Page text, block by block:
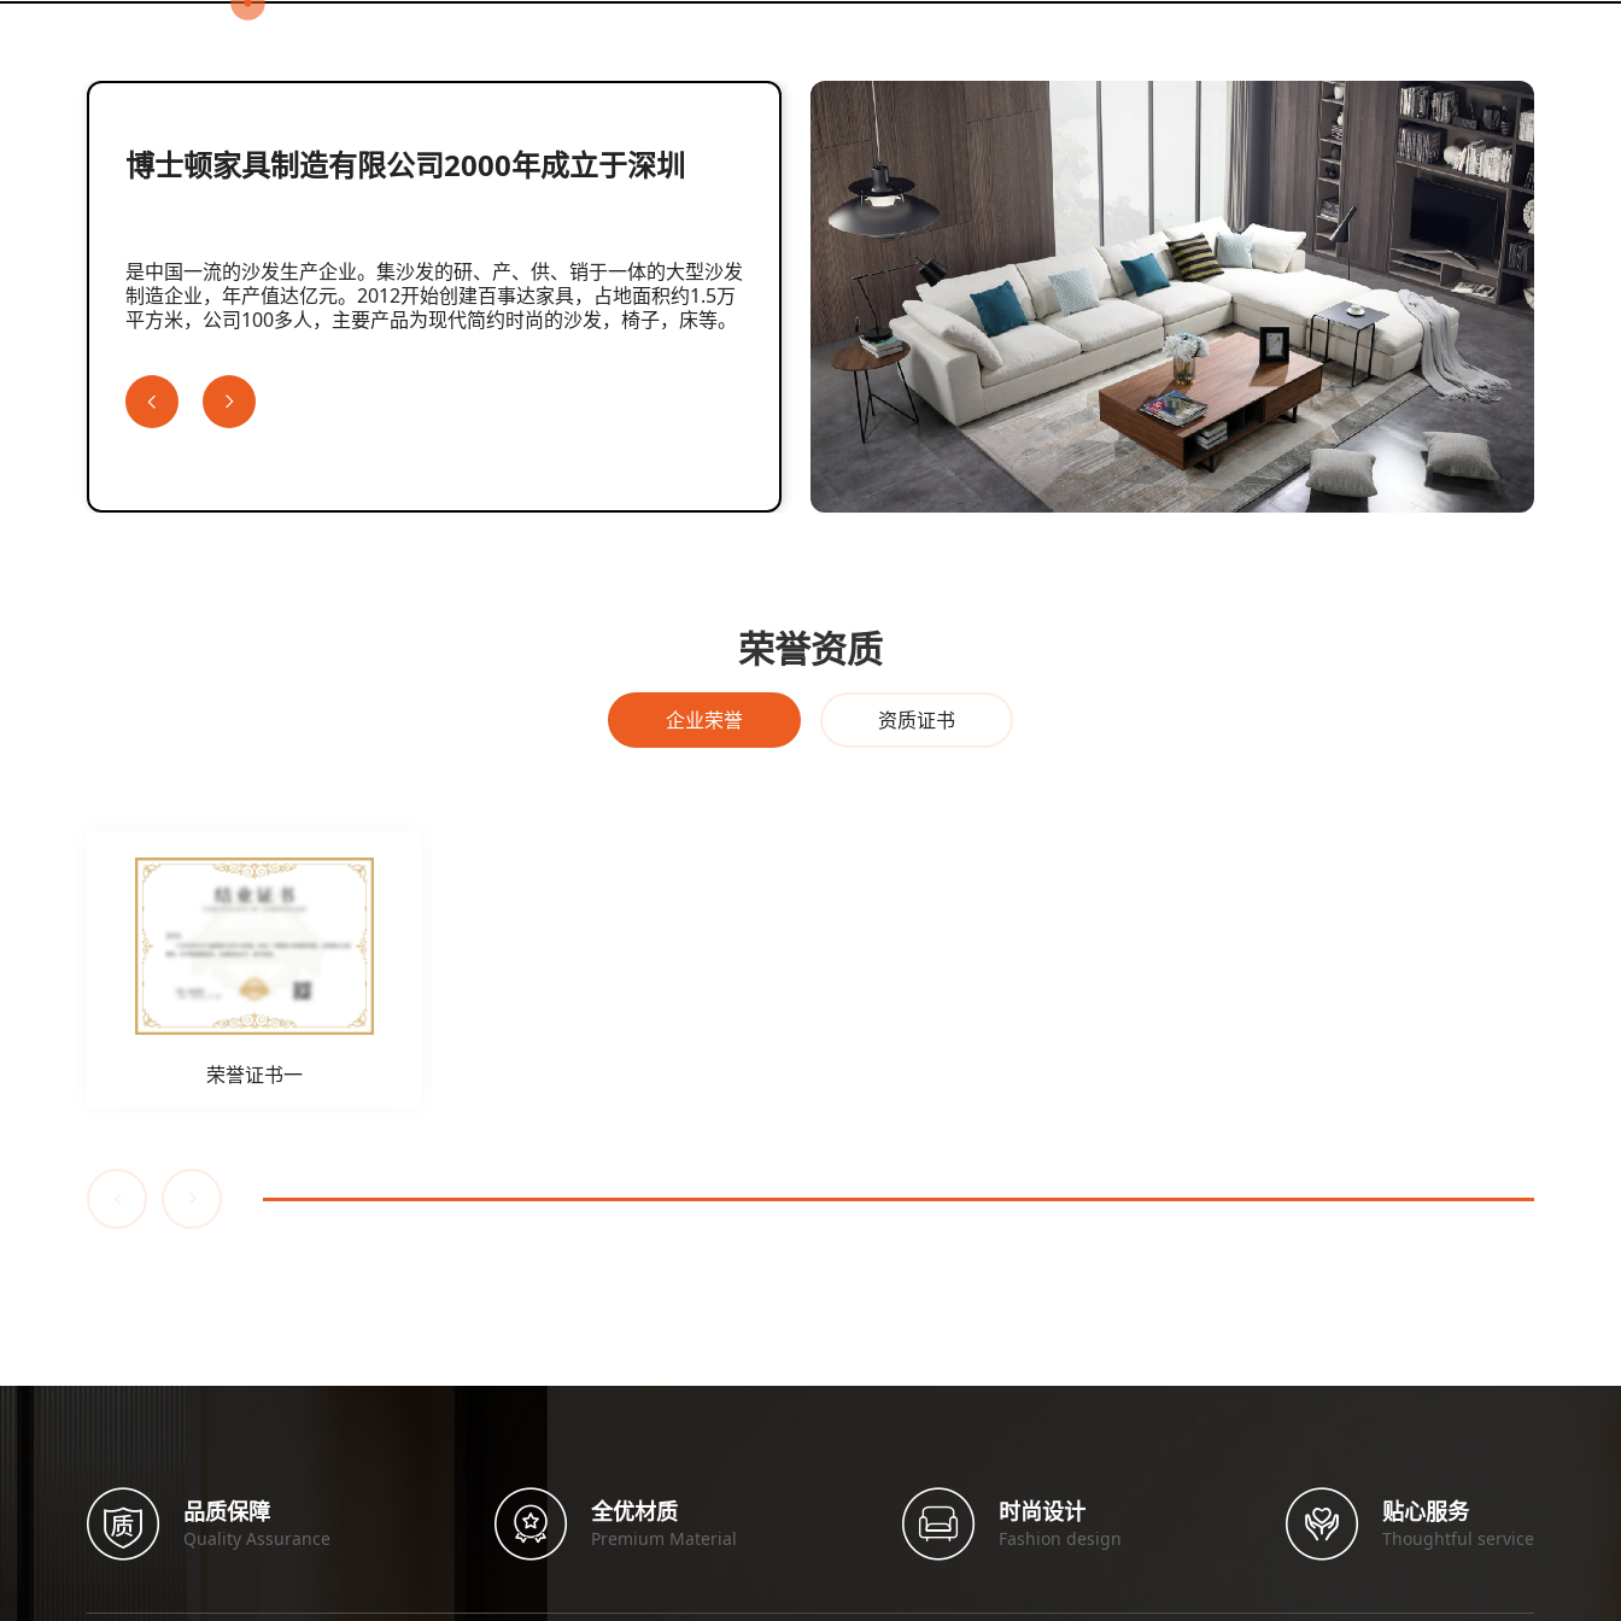
博士顿家具制造有限公司2000年成立于深圳
是中国一流的沙发生产企业。集沙发的研、产、供、销于一体的大型沙发
制造企业，年产值达亿元。2012开始创建百事达家具，占地面积约1.5万
平方米，公司100多人，主要产品为现代简约时尚的沙发，椅子，床等。
荣誉资质
企业荣誉 资质证书
荣誉证书一
品质保障
Quality Assurance
全优材质
Premium Material
时尚设计
Fashion design
贴心服务
Thoughtful service